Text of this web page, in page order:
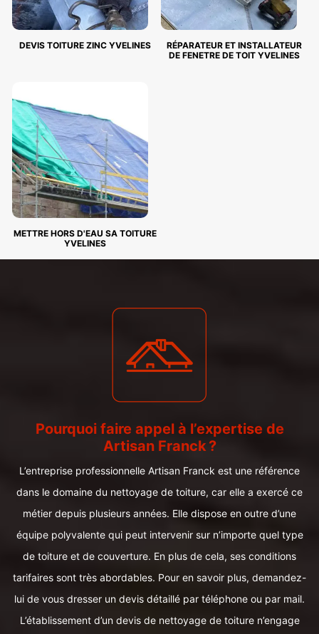
DEVIS TOITURE ZINC YVELINES
RÉPARATEUR ET INSTALLATEUR
DE FENETRE DE TOIT YVELINES
METTRE HORS D'EAU SA TOITURE
YVELINES
Pourquoi faire appel à l’expertise de
Artisan Franck ?
L’entreprise professionnelle Artisan Franck est une référence
dans le domaine du nettoyage de toiture, car elle a exercé ce
métier depuis plusieurs années. Elle dispose en outre d’une
équipe polyvalente qui peut intervenir sur n’importe quel type
de toiture et de couverture. En plus de cela, ses conditions
tarifaires sont très abordables. Pour en savoir plus, demandez-
lui de vous dresser un devis détaillé par téléphone ou par mail.
L’établissement d’un devis de nettoyage de toiture n’engage